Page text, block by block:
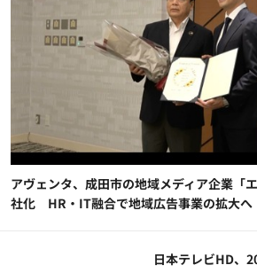
アヴェンタ、成田市の地域メディア企業「
社化 HR・IT融合で地域広告事業の拡大へ
日本テレビHD、